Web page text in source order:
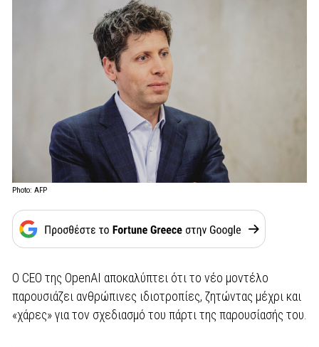
Photo: AFP
Ο CEO της OpenAI αποκαλύπτει ότι το νέο μοντέλο
παρουσιάζει ανθρώπινες ιδιοτροπίες, ζητώντας μέχρι και
«χάρες» για τον σχεδιασμό του πάρτι της παρουσίασής του.